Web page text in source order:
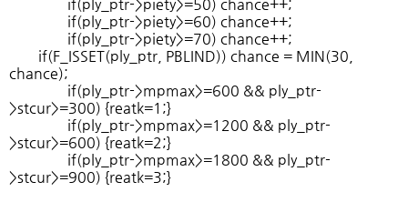
if(ply_ptr->piety>=50) chance++;
if(ply_ptr->piety>=60) chance++;
if(ply_ptr->piety>=70) chance++;
if(F_ISSET(ply_ptr, PBLIND)) chance = MIN(30,
chance);
if(ply_ptr->mpmax>=600 && ply_ptr-
>stcur>=300) {reatk=1;}
if(ply_ptr->mpmax>=1200 && ply_ptr-
>stcur>=600) {reatk=2;}
if(ply_ptr->mpmax>=1800 && ply_ptr-
>stcur>=900) {reatk=3;}